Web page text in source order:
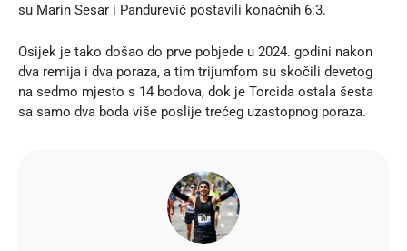
su Marin Sesar i Pandurević postavili konačnih 6:3.
Osijek je tako došao do prve pobjede u 2024. godini nakon
dva remija i dva poraza, a tim trijumfom su skočili devetog
na sedmo mjesto s 14 bodova, dok je Torcida ostala šesta
sa samo dva boda više poslije trećeg uzastopnog poraza.